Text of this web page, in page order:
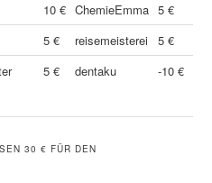
10 € ChemieEmma 5 €
5 € reisemeisterei 5 €
5 € dentaku
-10 €
30 € FÜR DEN